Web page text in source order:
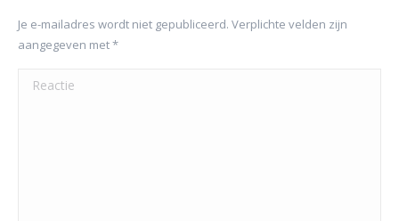
Je e-mailadres wordt niet gepubliceerd. Verplichte velden zijn
aangegeven met*
Reactie